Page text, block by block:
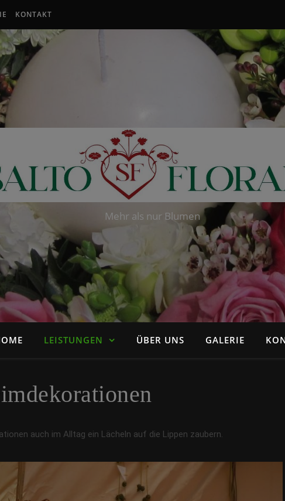
KONTAKT
Mehr als nur Blumen
LEISTUNGEN ÜBER UNS GALERIE
auch im Alltag ein Lächeln auf die Lippen zaubern.